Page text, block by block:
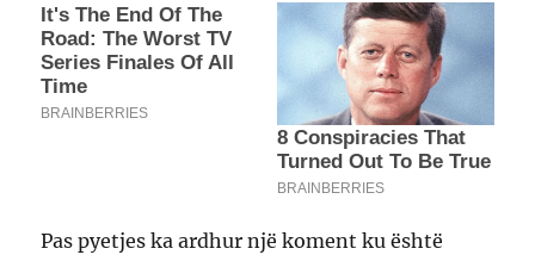
Pas pyetjes ka ardhur një koment ku është